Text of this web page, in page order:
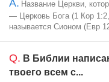
A. Название Церкви,
— Церковь Бога (1 Кор
называется Сионом (Евр
Q. В Библии
твоего всем с...